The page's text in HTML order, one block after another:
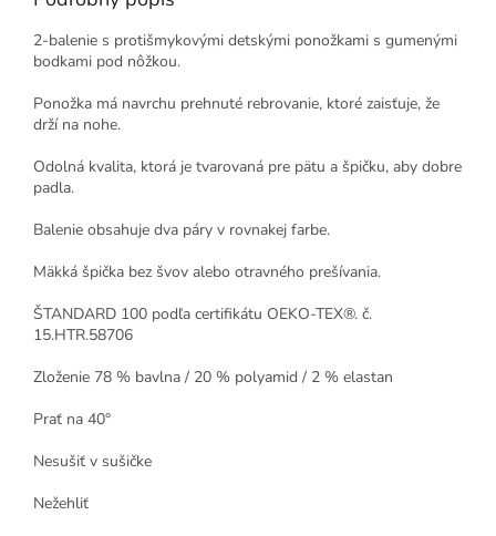
2-balenie s protišmykovými detskými ponožkami s gumenými
bodkami pod nôžkou.
Ponožka má navrchu prehnuté rebrovanie, ktoré zaisťuje, že
drží na nohe.
Odolná kvalita, ktorá je tvarovaná pre pätu a špičku, aby dobre
padla.
Balenie obsahuje dva páry v rovnakej farbe.
Mäkká špička bez švov alebo otravného prešívania.
ŠTANDARD 100 podľa certifikátu OEKO-TEX®. č.
15.HTR.58706
Zloženie 78 % bavlna / 20 % polyamid / 2 % elastan
Prať na 40°
Nesušiť v sušičke
Nežehliť